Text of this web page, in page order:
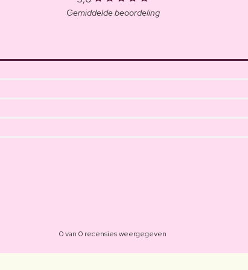
Gemiddelde beoordeling
0 van 0 recensies weergegeven